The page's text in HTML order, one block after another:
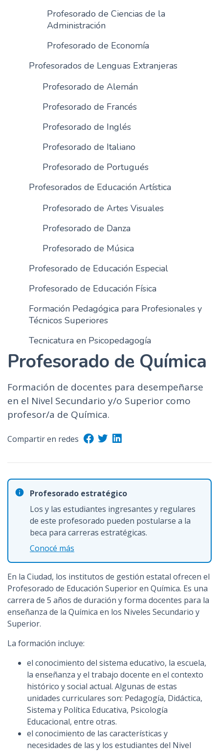
Profesorado de Ciencias de la
Administración
Profesorado de Economía
Profesorados de Lenguas Extranjeras
Profesorado de Alemán
Profesorado de Francés
Profesorado de Inglés
Profesorado de Italiano
Profesorado de Portugués
Profesorados de Educación Artística
Profesorado de Artes Visuales
Profesorado de Danza
Profesorado de Música
Profesorado de Educación Especial
Profesorado de Educación Física
Formación Pedagógica para Profesionales y
Técnicos Superiores
Tecnicatura en Psicopedagogía
Profesorado de Química
Formación de docentes para desempeñarse
en el Nivel Secundario y/o Superior como
profesor/a de Química.
Compartir en redes
Profesorado estratégico
Los y las estudiantes ingresantes y regulares
de este profesorado pueden postularse a la
beca para carreras estratégicas.
Conocé más
En la Ciudad, los institutos de gestión estatal ofrecen el
Profesorado de Educación Superior en Química. Es una
carrera de 5 años de duración y forma docentes para la
enseñanza de la Química en los Niveles Secundario y
Superior.
La formación incluye:
el conocimiento del sistema educativo, la escuela,
la enseñanza y el trabajo docente en el contexto
histórico y social actual. Algunas de estas
unidades curriculares son: Pedagogía, Didáctica,
Sistema y Política Educativa, Psicología
Educacional, entre otras.
el conocimiento de las características y
necesidades de las y los estudiantes del Nivel